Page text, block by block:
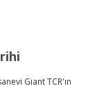
Giant TCR'ın